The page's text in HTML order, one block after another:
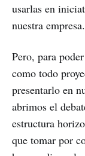
usarlas en
nuestra empresa.
Pero, para
como todo
presentarlo en
abrimos el
estructura
que tomar por